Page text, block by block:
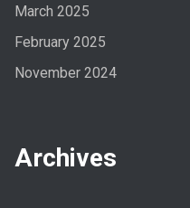
March 2025
February 2025
November 2024
Archives